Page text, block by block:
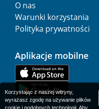
O nas
Warunki korzystania
Polityka prywatności
Aplikacje mobilne
Korzystając z naszej witryny,
wyrażasz zgodę na używanie plików
cookie i podobnych technologii. Aby